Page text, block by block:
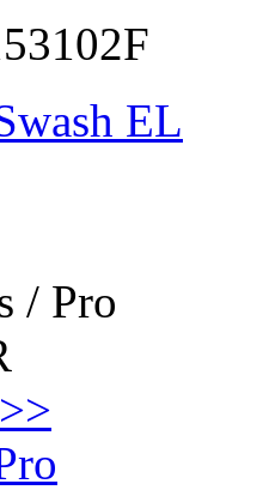
EL
/ Pro